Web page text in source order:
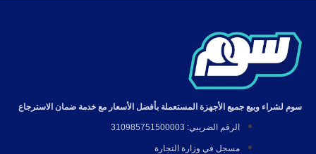
سوم لشراء وبيع جميع الأجهزة المستعملة بأفضل الأسعار مع خدمة ضمان الاسترجاع
الرقم الضريبي: 310985751500003
مسجل في وزارة التجارة